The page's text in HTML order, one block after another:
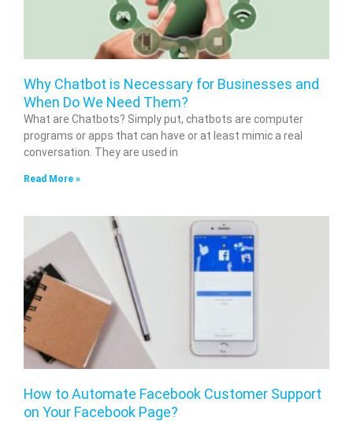
Why Chatbot is Necessary for Businesses and
When Do We Need Them?
What are Chatbots? Simply put, chatbots are computer
programs or apps that can have or at least mimic a real
conversation. They are used in
Read More »
How to Automate Facebook Customer Support
on Your Facebook Page?